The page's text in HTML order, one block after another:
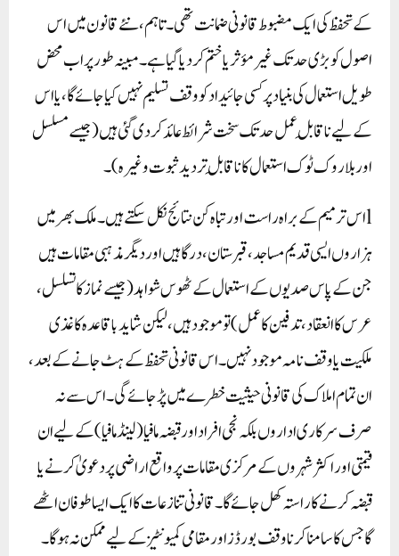
کے تحفظ کی ایک مضبوط قانونی ضمانت تھی۔ تاہم، نئے قانون میں اس
اصول کو بڑی حد تک غیر مؤثر یا ختم کر دیا گیا ہے۔ مبینہ طور پر اب محض
طویل استعمال کی بنیاد پر کسی جائیداد کو وقف تسلیم نہیں کیا جائے گا، یا اس
کے لیے ناقابلِ عمل حد تک سخت شرائط عائد کر دی گئی ہیں (جیسے مسلسل
اور بلا روک ٹوک استعمال کا ناقابلِ تردید ثبوت وغیرہ)۔
lاس ترمیم کے براہ راست اور تباہ کن نتائج نکل سکتے ہیں۔ ملک بھر میں
ہزاروں ایسی قدیم مساجد، قبرستان، درگاہیں اور دیگر مذہبی مقامات ہیں
جن کے پاس صدیوں کے استعمال کے ٹھوس شواہد (جیسے نماز کا تسلسل،
عرس کا انعقاد، تدفین کا عمل) تو موجود ہیں، لیکن شاید باقاعدہ کاغذی
ملکیت یا وقف نامہ موجود نہیں۔ اس قانونی تحفظ کے ہٹ جانے کے بعد،
ان تمام املاک کی قانونی حیثیت خطرے میں پڑ جائے گی۔ اس سے نہ
صرف سرکاری اداروں بلکہ نجی افراد اور قبضہ مافیا (لینڈ مافیا) کے لیے ان
قیمتی اور اکثر شہروں کے مرکزی مقامات پر واقع اراضی پر دعویٰ کرنے یا
قبضہ کرنے کا راستہ کھل جائے گا۔ قانونی تنازعات کا ایک ایسا طوفان اٹھے
گا جس کا سامنا کرنا وقف بورڈز اور مقامی کمیونٹیز کے لیے ممکن نہ ہوگا۔